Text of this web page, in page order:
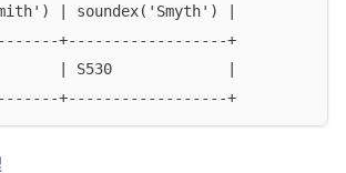
| soundex('Smyth') |
+------------------+
| S530             |
+------------------+